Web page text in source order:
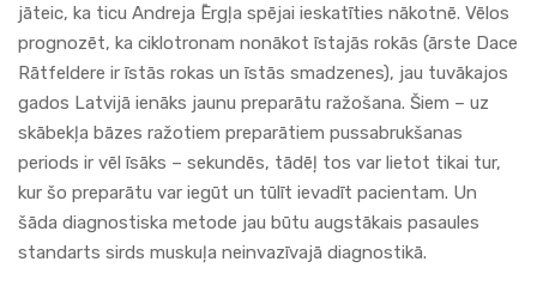
jāteic, ka ticu Andreja Ērgļa spējai ieskatīties nākotnē. Vēlos
prognozēt, ka ciklotronam nonākot īstajās rokās (ārste Dace
Rātfeldere ir īstās rokas un īstās smadzenes), jau tuvākajos
gados Latvijā ienāks jaunu preparātu ražošana. Šiem – uz
skābekļa bāzes ražotiem preparātiem pussabrukšanas
periods ir vēl īsāks – sekundēs, tādēļ tos var lietot tikai tur,
kur šo preparātu var iegūt un tūlīt ievadīt pacientam. Un
šāda diagnostiska metode jau būtu augstākais pasaules
standarts sirds muskuļa neinvazīvajā diagnostikā.